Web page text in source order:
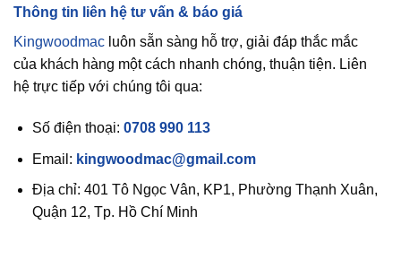
Thông tin liên hệ tư vấn & báo giá
Kingwoodmac luôn sẵn sàng hỗ trợ, giải đáp thắc mắc
của khách hàng một cách nhanh chóng, thuận tiện. Liên
hệ trực tiếp với chúng tôi qua:
Số điện thoại: 0708 990 113
Email: kingwoodmac@gmail.com
Địa chỉ: 401 Tô Ngọc Vân, KP1, Phường Thạnh Xuân,
Quận 12, Tp. Hồ Chí Minh